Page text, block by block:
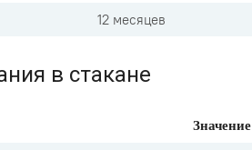
12 месяцев
в стакане
Значение